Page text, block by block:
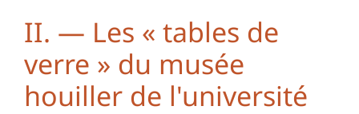
II. — Les « tables de
verre » du musée
houiller de l'université